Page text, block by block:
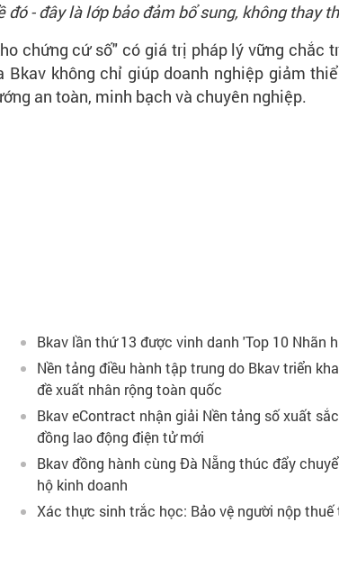
- đây là lớp bảo đảm bổ sung, không thay
chứng cứ số" có giá trị pháp lý vững chắc
không chỉ giúp doanh nghiệp giảm
an toàn, minh bạch và chuyên nghiệp.
Bkav lần thứ 13 được vinh danh 'Top 10 Nhãn
Nền tảng điều hành tập trung do Bkav triển
đề xuất nhân rộng toàn quốc
Bkav eContract nhận giải Nền tảng số xuất
đồng lao động điện tử mới
Bkav đồng hành cùng Đà Nẵng thúc đẩy
hộ kinh doanh
Xác thực sinh trắc học: Bảo vệ người nộp